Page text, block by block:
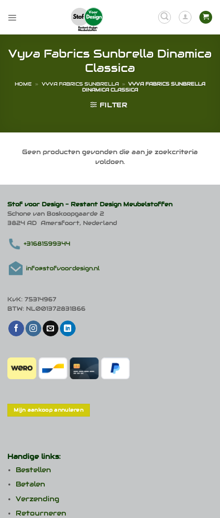
naar
Vyva Fabrics Sunbrella Dinamica
Classica
HOME » VYVA FABRICS SUNBRELLA » VYVA FABRICS SUNBRELLA
DINAMICA CLASSICA
FILTER
Geen producten gevonden die aan je zoekcriteria
voldoen.
Stof voor Design - Restant Design Meubelstoffen
Schone van Boskoopgaarde 2
3824 AD Amersfoort, Nederland
+31681599344
info@stofvoordesign.nl
KvK: 75314967
BTW: NL001372831B66
Mijn aankoop annuleren
Handige links:
Bestellen
Betalen
Verzending
Retourneren